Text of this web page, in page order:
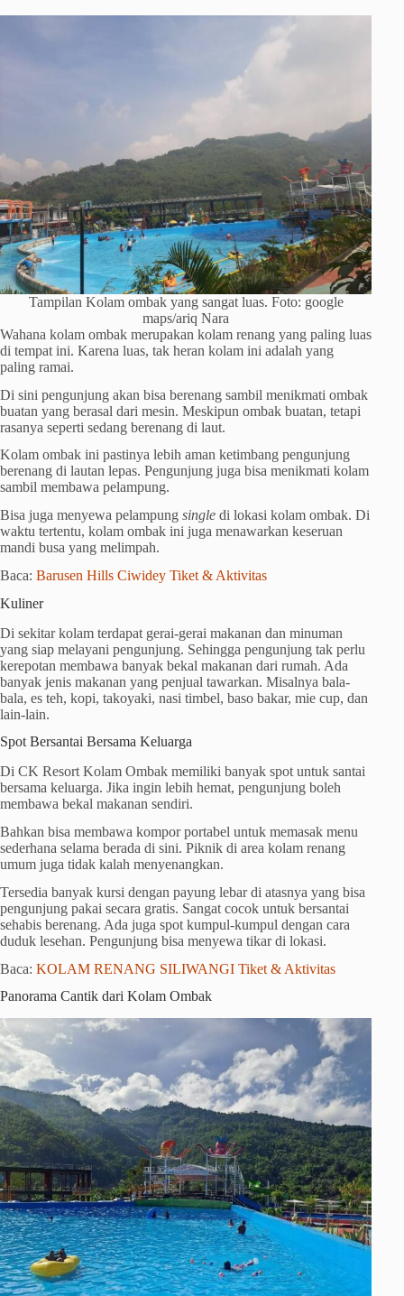
Tampilan Kolam ombak yang sangat luas. Foto: google
maps/ariq Nara
Wahana kolam ombak merupakan kolam renang yang paling luas
di tempat ini. Karena luas, tak heran kolam ini adalah yang
paling ramai.
Di sini pengunjung akan bisa berenang sambil menikmati ombak
buatan yang berasal dari mesin. Meskipun ombak buatan, tetapi
rasanya seperti sedang berenang di laut.
Kolam ombak ini pastinya lebih aman ketimbang pengunjung
berenang di lautan lepas. Pengunjung juga bisa menikmati kolam
sambil membawa pelampung.
Bisa juga menyewa pelampung single di lokasi kolam ombak. Di
waktu tertentu, kolam ombak ini juga menawarkan keseruan
mandi busa yang melimpah.
Baca: Barusen Hills Ciwidey Tiket & Aktivitas
Kuliner
Di sekitar kolam terdapat gerai-gerai makanan dan minuman
yang siap melayani pengunjung. Sehingga pengunjung tak perlu
kerepotan membawa banyak bekal makanan dari rumah. Ada
banyak jenis makanan yang penjual tawarkan. Misalnya bala-
bala, es teh, kopi, takoyaki, nasi timbel, baso bakar, mie cup, dan
lain-lain.
Spot Bersantai Bersama Keluarga
Di CK Resort Kolam Ombak memiliki banyak spot untuk santai
bersama keluarga. Jika ingin lebih hemat, pengunjung boleh
membawa bekal makanan sendiri.
Bahkan bisa membawa kompor portabel untuk memasak menu
sederhana selama berada di sini. Piknik di area kolam renang
umum juga tidak kalah menyenangkan.
Tersedia banyak kursi dengan payung lebar di atasnya yang bisa
pengunjung pakai secara gratis. Sangat cocok untuk bersantai
sehabis berenang. Ada juga spot kumpul-kumpul dengan cara
duduk lesehan. Pengunjung bisa menyewa tikar di lokasi.
Baca: KOLAM RENANG SILIWANGI Tiket & Aktivitas
Panorama Cantik dari Kolam Ombak